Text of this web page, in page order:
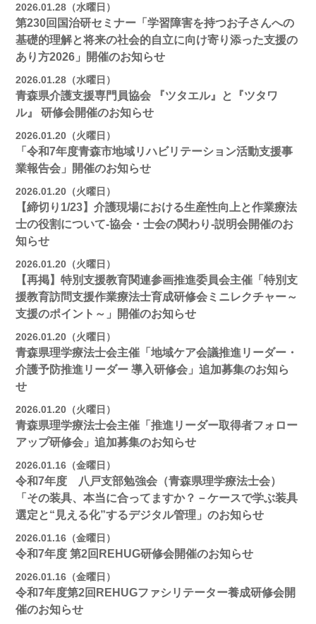
2026.01.28（水曜日）
第230回国治研セミナー「学習障害を持つお子さんへの
基礎的理解と将来の社会的自立に向け寄り添った支援の
あり方2026」開催のお知らせ
2026.01.28（水曜日）
青森県介護支援専門員協会 『ツタエル』と『ツタワ
ル』 研修会開催のお知らせ
2026.01.20（火曜日）
「令和7年度青森市地域リハビリテーション活動支援事
業報告会」開催のお知らせ
2026.01.20（火曜日）
【締切り1/23】介護現場における生産性向上と作業療法
士の役割について-協会・士会の関わり-説明会開催のお
知らせ
2026.01.20（火曜日）
【再掲】特別支援教育関連参画推進委員会主催「特別支
援教育訪問支援作業療法士育成研修会ミニレクチャー～
支援のポイント～」開催のお知らせ
2026.01.20（火曜日）
青森県理学療法士会主催「地域ケア会議推進リーダー・
介護予防推進リーダー 導入研修会」追加募集のお知ら
せ
2026.01.20（火曜日）
青森県理学療法士会主催「推進リーダー取得者フォロー
アップ研修会」追加募集のお知らせ
2026.01.16（金曜日）
令和7年度 八戸支部勉強会（青森県理学療法士会）
「その装具、本当に合ってますか？－ケースで学ぶ装具
選定と“見える化”するデジタル管理」のお知らせ
2026.01.16（金曜日）
令和7年度 第2回REHUG研修会開催のお知らせ
2026.01.16（金曜日）
令和7年度第2回REHUGファシリテーター養成研修会開
催のお知らせ